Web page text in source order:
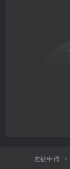
友链申请